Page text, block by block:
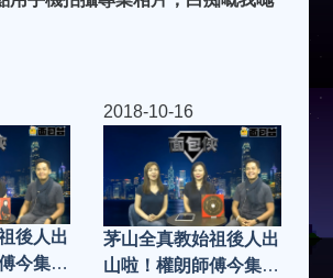
後人出
今集講
2018-10-16
茅山全真教始祖後人出
山啦！權朗師傅今集講